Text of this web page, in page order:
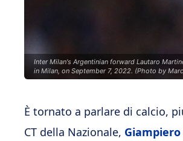
Inter Milan's Argentinian forward Lautaro
in Milan, on September 7, 2022. (Photo by
È tornato a parlare di calcio,
CT della Nazionale,